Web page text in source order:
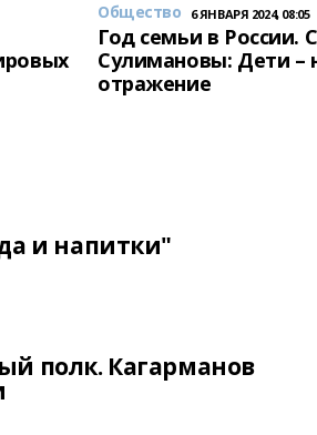
Общество 6 ЯНВАРЯ 2024, 08:05
Год семьи в России.
Сулимановы: Дети –
отражение
и напитки"
полк. Кагарманов